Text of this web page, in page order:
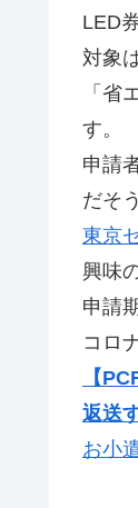
LED
対象
「省
す。
申請
だそ
東京
興味
申請
コロ
【
返送
お小